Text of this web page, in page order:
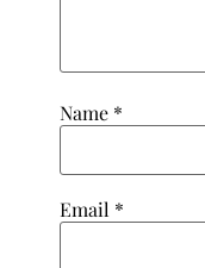
Name *
Email *